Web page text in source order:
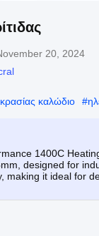
20, 2024
καλώδιο #
1400C
designed for
making it ideal for